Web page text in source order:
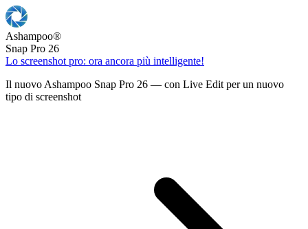
Ashampoo®
Snap Pro 26
Lo screenshot pro: ora ancora più intelligente!
Il nuovo Ashampoo Snap Pro 26 — con Live Edit per un nuovo
tipo di screenshot